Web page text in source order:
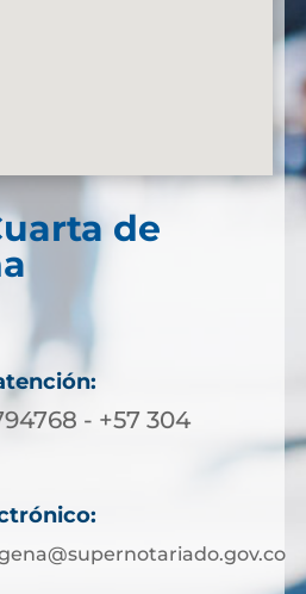
de
- +57 304